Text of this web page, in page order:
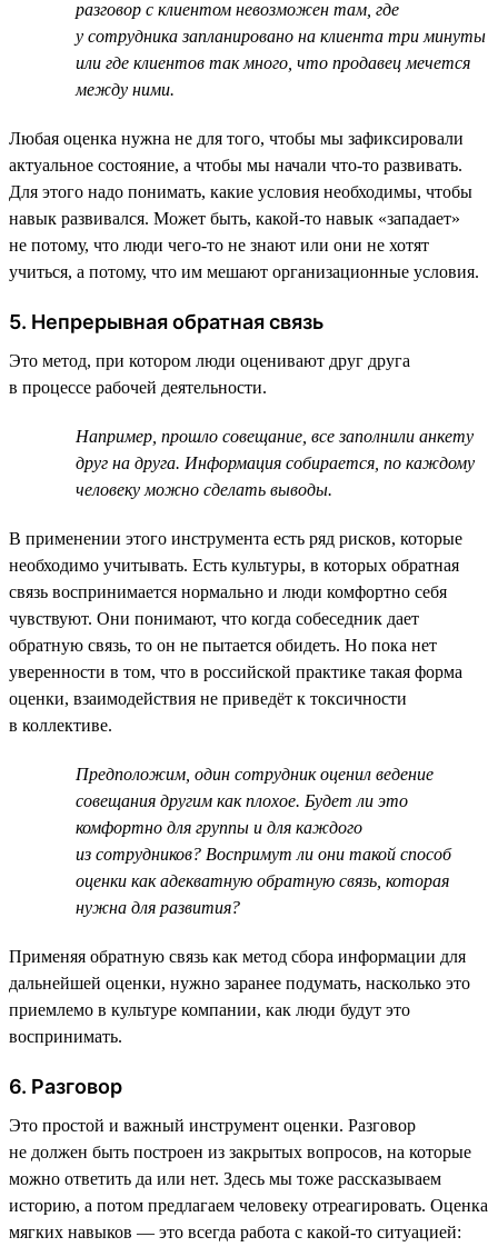
разговор с клиентом невозможен там, где
у сотрудника запланировано на клиента три минуты
или где клиентов так много, что продавец мечется
между ними.
Любая оценка нужна не для того, чтобы мы зафиксировали
актуальное состояние, а чтобы мы начали что-то развивать.
Для этого надо понимать, какие условия необходимы, чтобы
навык развивался. Может быть, какой-то навык «западает»
не потому, что люди чего-то не знают или они не хотят
учиться, а потому, что им мешают организационные условия.
5. Непрерывная обратная связь
Это метод, при котором люди оценивают друг друга
в процессе рабочей деятельности.
Например, прошло совещание, все заполнили анкету
друг на друга. Информация собирается, по каждому
человеку можно сделать выводы.
В применении этого инструмента есть ряд рисков, которые
необходимо учитывать. Есть культуры, в которых обратная
связь воспринимается нормально и люди комфортно себя
чувствуют. Они понимают, что когда собеседник дает
обратную связь, то он не пытается обидеть. Но пока нет
уверенности в том, что в российской практике такая форма
оценки, взаимодействия не приведёт к токсичности
в коллективе.
Предположим, один сотрудник оценил ведение
совещания другим как плохое. Будет ли это
комфортно для группы и для каждого
из сотрудников? Воспримут ли они такой способ
оценки как адекватную обратную связь, которая
нужна для развития?
Применяя обратную связь как метод сбора информации для
дальнейшей оценки, нужно заранее подумать, насколько это
приемлемо в культуре компании, как люди будут это
воспринимать.
6. Разговор
Это простой и важный инструмент оценки. Разговор
не должен быть построен из закрытых вопросов, на которые
можно ответить да или нет. Здесь мы тоже рассказываем
историю, а потом предлагаем человеку отреагировать. Оценка
мягких навыков — это всегда работа с какой-то ситуацией: